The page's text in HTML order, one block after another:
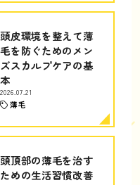
頭皮環境を整えて薄
毛を防ぐためのメン
ズスカルプケアの基
本
2026.07.21
薄毛
頭頂部の薄毛を治す
ための生活習慣改善